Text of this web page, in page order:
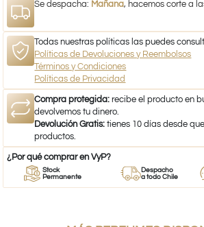
Se despacha: Mañana, hacemos corte a
Todas nuestras políticas las puedes
Políticas de Devoluciones y Reembolsos
Términos y Condiciones
Políticas de Privacidad
Compra protegida: recibe el producto en
devolvemos tu dinero.
Devolución Gratis: tienes 10 días desde
productos.
¿Por qué comprar en VyP?
Stock
Permanente
Despacho
a todo Chile